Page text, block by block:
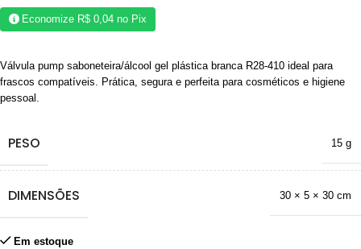
Economize R$ 0,04 no Pix
Válvula pump saboneteira/álcool gel plástica branca R28-410 ideal para
frascos compatíveis. Prática, segura e perfeita para cosméticos e higiene
pessoal.
PESO 15 g
DIMENSÕES 30 × 5 × 30 cm
Em estoque